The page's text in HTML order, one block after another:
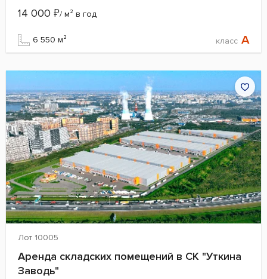
14 000 ₽/ м² в год
6 550 м² класс A
Лот 10005
Аренда складских помещений в СК "Уткина
Заводь"